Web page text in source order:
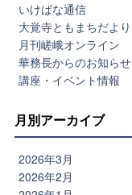
いけばな通信
大覚寺ともまちだより
月刊嵯峨オンライン
華務長からのお知らせ
講座・イベント情報
月別アーカイブ
2026年3月
2026年2月